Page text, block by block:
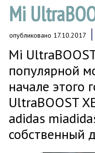
Mi
опубликовано 17.10.2017
Mi
популярной
начале этого
UltraBOOST
adidas
собственный